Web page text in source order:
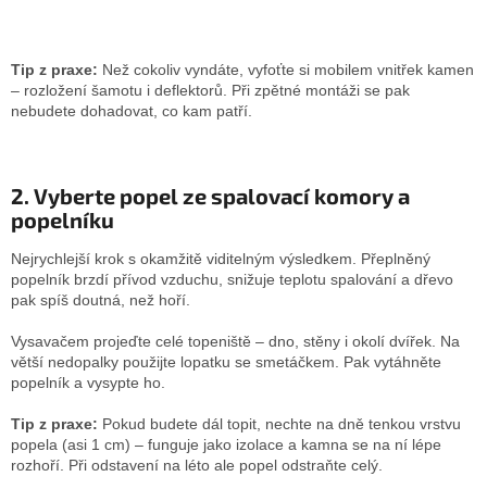
Tip z praxe: Než cokoliv vyndáte, vyfoťte si mobilem vnitřek kamen
– rozložení šamotu i deflektorů. Při zpětné montáži se pak
nebudete dohadovat, co kam patří.
2. Vyberte popel ze spalovací komory a
popelníku
Nejrychlejší krok s okamžitě viditelným výsledkem. Přeplněný
popelník brzdí přívod vzduchu, snižuje teplotu spalování a dřevo
pak spíš doutná, než hoří.
Vysavačem projeďte celé topeniště – dno, stěny i okolí dvířek. Na
větší nedopalky použijte lopatku se smetáčkem. Pak vytáhněte
popelník a vysypte ho.
Tip z praxe: Pokud budete dál topit, nechte na dně tenkou vrstvu
popela (asi 1 cm) – funguje jako izolace a kamna se na ní lépe
rozhoří. Při odstavení na léto ale popel odstraňte celý.